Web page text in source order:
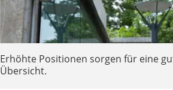
Erhöhte Positionen sorgen für eine
Übersicht.